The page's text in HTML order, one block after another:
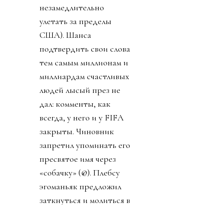
незамедлительно
улетать за пределы
США). Шанса
подтвердить свои слова
тем самым миллионам и
миллиардам счастливых
людей лысый през не
дал: комменты, как
всегда, у него и у FIFA
закрыты. Чиновник
запретил упоминать его
пресвятое имя через
«собачку» (@). Плебсу
эгоманьяк предложил
заткнуться и молиться в